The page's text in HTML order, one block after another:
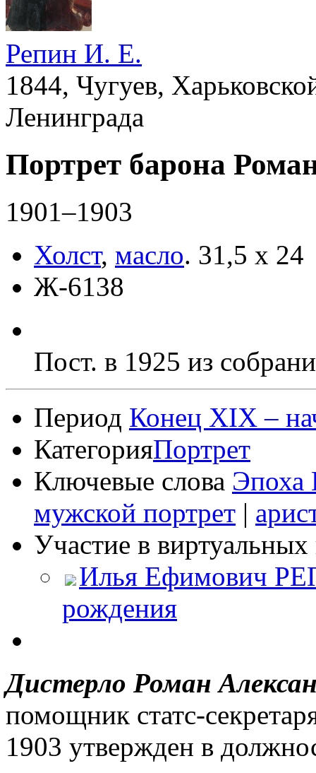
Репин И. Е.
1844, Чугуев,
Ленинграда
Портрет барона
1901–1903
Холст, масло. 31,5 x 24
Ж-6138
Пост. в 1925 из
Период Конец XIX –
КатегорияПортрет
Ключевые слова Эпоха
мужской портрет |
Участие в
Илья Ефимович
рождения
Дистерло Роман
помощник статс-
1903 утвержден в